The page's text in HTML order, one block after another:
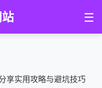
☰
享实用攻略与避坑技巧